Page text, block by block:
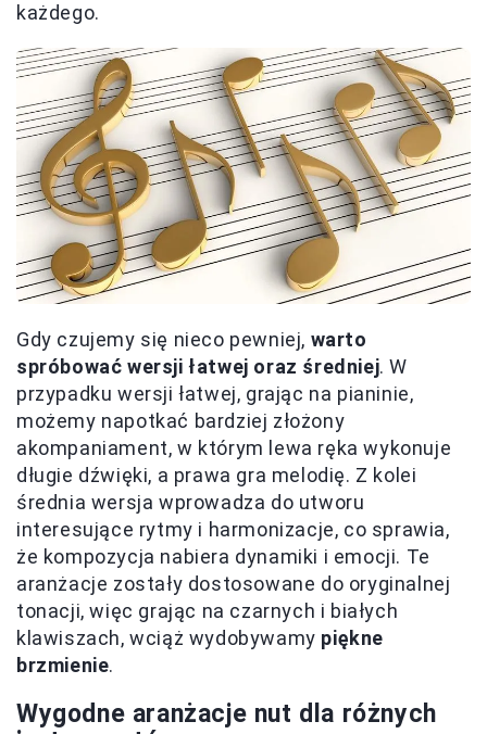
każdego.
Gdy czujemy się nieco pewniej, warto
spróbować wersji łatwej oraz średniej. W
przypadku wersji łatwej, grając na pianinie,
możemy napotkać bardziej złożony
akompaniament, w którym lewa ręka wykonuje
długie dźwięki, a prawa gra melodię. Z kolei
średnia wersja wprowadza do utworu
interesujące rytmy i harmonizacje, co sprawia,
że kompozycja nabiera dynamiki i emocji. Te
aranżacje zostały dostosowane do oryginalnej
tonacji, więc grając na czarnych i białych
klawiszach, wciąż wydobywamy piękne
brzmienie.
Wygodne aranżacje nut dla różnych